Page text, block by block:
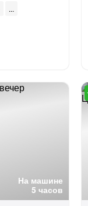
На машине
5 часов